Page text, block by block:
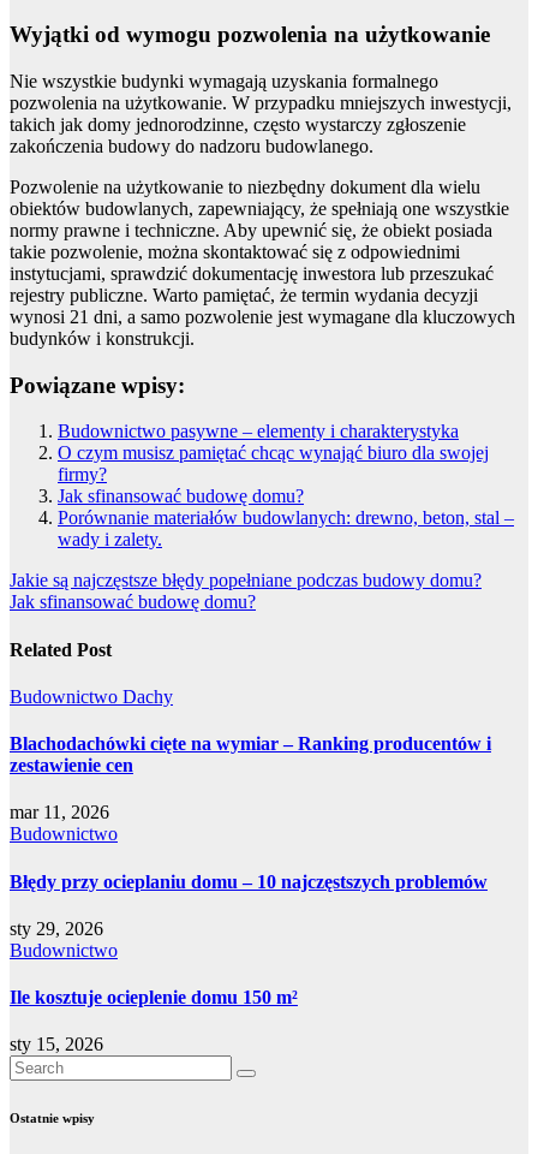
Wyjątki od wymogu pozwolenia na użytkowanie
Nie wszystkie budynki wymagają uzyskania formalnego
pozwolenia na użytkowanie. W przypadku mniejszych inwestycji,
takich jak domy jednorodzinne, często wystarczy zgłoszenie
zakończenia budowy do nadzoru budowlanego.
Pozwolenie na użytkowanie to niezbędny dokument dla wielu
obiektów budowlanych, zapewniający, że spełniają one wszystkie
normy prawne i techniczne. Aby upewnić się, że obiekt posiada
takie pozwolenie, można skontaktować się z odpowiednimi
instytucjami, sprawdzić dokumentację inwestora lub przeszukać
rejestry publiczne. Warto pamiętać, że termin wydania decyzji
wynosi 21 dni, a samo pozwolenie jest wymagane dla kluczowych
budynków i konstrukcji.
Powiązane wpisy:
Budownictwo pasywne – elementy i charakterystyka
O czym musisz pamiętać chcąc wynająć biuro dla swojej
firmy?
Jak sfinansować budowę domu?
Porównanie materiałów budowlanych: drewno, beton, stal –
wady i zalety.
Nawigacja
wpisu
Jakie są najczęstsze błędy popełniane podczas budowy domu?
Jak sfinansować budowę domu?
Related Post
Budownictwo Dachy
Blachodachówki cięte na wymiar – Ranking producentów i
zestawienie cen
mar 11, 2026
Budownictwo
Błędy przy ocieplaniu domu – 10 najczęstszych problemów
sty 29, 2026
Budownictwo
Ile kosztuje ocieplenie domu 150 m²
sty 15, 2026
Ostatnie wpisy